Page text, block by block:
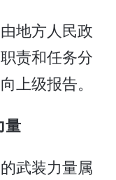
地方人民政
责和任务分
上级报告。
量
武装力量属